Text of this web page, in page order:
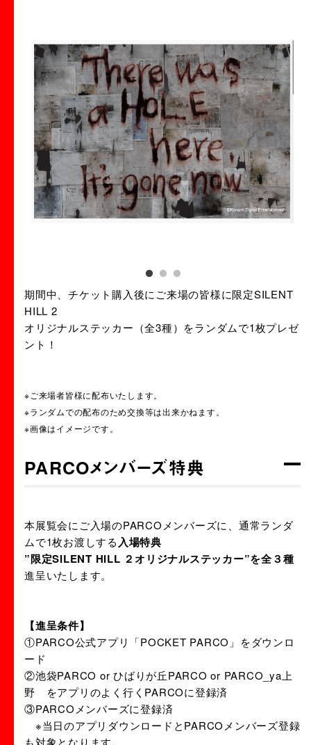
期間中、チケット購入後にご来場の皆様に限定SILENT
HILL 2
オリジナルステッカー（全3種）をランダムで1枚プレゼ
ント！
※ご来場者皆様に配布いたします。
※ランダムでの配布のため交換等は出来かねます。
※画像はイメージです。
PARCOメンバーズ特典
本展覧会にご入場のPARCOメンバーズに、通常ランダ
ムで1枚お渡しする入場特典
”限定SILENT HILL ２オリジナルステッカー”を全３種
進呈いたします。
【進呈条件】
①PARCO公式アプリ「POCKET PARCO」をダウンロ
ード
②池袋PARCO or ひばりが丘PARCO or PARCO_ya上
野 をアプリのよく行くPARCOに登録済
③PARCOメンバーズに登録済
※当日のアプリダウンロードとPARCOメンバーズ登録
も対象となります。